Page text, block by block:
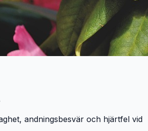
andningsbesvär och hjärtfel vid